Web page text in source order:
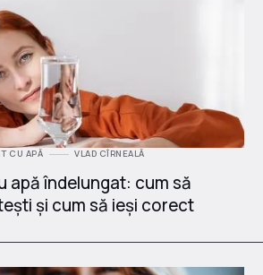
CU APĂ VLAD CÎRNEALĂ
apă îndelungat: cum să
și cum să ieși corect